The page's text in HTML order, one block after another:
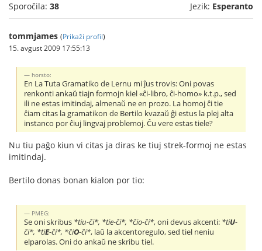
Sporočila: 38 Jezik: Esperanto
tommjames (Prikaži profil)
15. avgust 2009 17:55:13
horsto:
En La Tuta Gramatiko de Lernu mi ĵus trovis: Oni povas
renkonti ankaŭ tiajn formojn kiel «ĉi-libro, ĉi-homo» k.t.p., sed
ili ne estas imitindaj, almenaŭ ne en prozo. La homoj ĉi tie
ĉiam citas la gramatikon de Bertilo kvazaŭ ĝi estus la plej alta
instanco por ĉiuj lingvaj problemoj. Ĉu vere estas tiele?
Nu tiu paĝo kiun vi citas ja diras ke tiuj strek-formoj ne estas
imitindaj.
Bertilo donas bonan kialon por tio:
PMEG:
Se oni skribus *tiu-ĉi*, *tie-ĉi*, *ĉio-ĉi*, oni devus akcenti: *tiU-
ĉi*, *tiE-ĉi*, *ĉiO-ĉi*, laŭ la akcentoregulo, sed tiel neniu
elparolas. Oni do ankaŭ ne skribu tiel.